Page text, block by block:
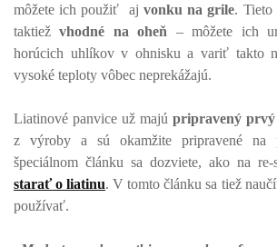
môžete ich použiť aj vonku na grile. Tieto
taktiež vhodné na oheň – môžete ich
horúcich uhlíkov v ohnisku a variť takto
vysoké teploty vôbec neprekážajú.
Liatinové panvice už majú pripravený prvý
z výroby a sú okamžite pripravené na
špeciálnom článku sa dozviete, ako na re-
starať o liatinu. V tomto článku sa tiež
používať.